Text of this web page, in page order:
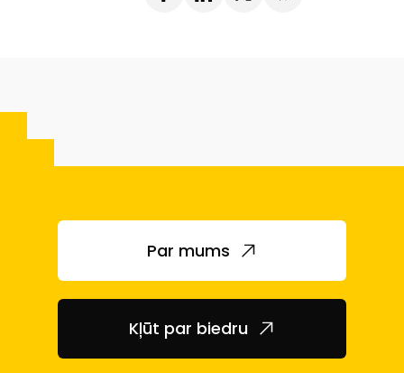
Par mums
Kļūt par biedru